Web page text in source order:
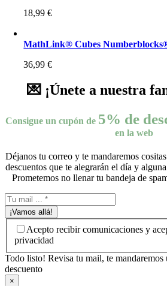
18,99€
MathLink® Cubes
36,99€
💌 ¡Únete a nuestra
Consigue un cupón de 5% de
en la web
Déjanos tu correo y te mandaremos
descuentos que te alegrarán el día y
Prometemos no llenar tu bandeja de
¡Vamos allá!
Acepto recibir comunicaciones y
privacidad
Todo listo! Revisa tu mail, te
descuento
×